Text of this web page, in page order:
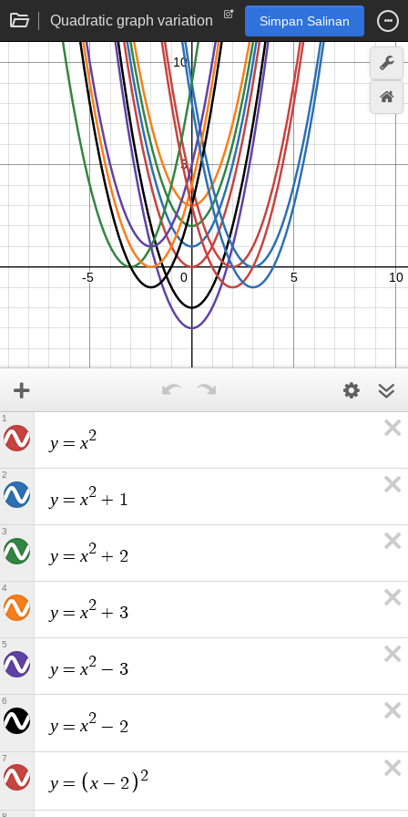
Quadratic graph variation Simpan Salinan
y = x2
1
y = x2 + 1
2
y = x2 + 2
3
y = x2 + 3
4
y = x2 − 3
5
y = x2 − 2
6
y = x − 2 2
7